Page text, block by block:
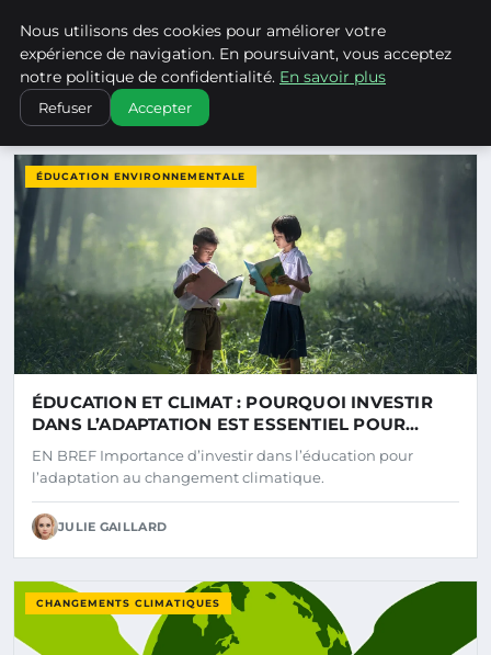
Climatechangenebraska -
CLIMATECHANGENEBRASKA
DERNIERS ARTICLES
ÉDUCATION ENVIRONNEMENTALE
ÉDUCATION ET CLIMAT : POURQUOI INVESTIR
DANS L’ADAPTATION EST ESSENTIEL POUR
NOTRE AVENIR
EN BREF Importance d’investir dans l’éducation pour
l’adaptation au changement climatique.
JULIE GAILLARD
CHANGEMENTS CLIMATIQUES
Nous utilisons des cookies pour améliorer votre
expérience de navigation. En poursuivant, vous acceptez
notre politique de confidentialité. En savoir plus
Refuser Accepter